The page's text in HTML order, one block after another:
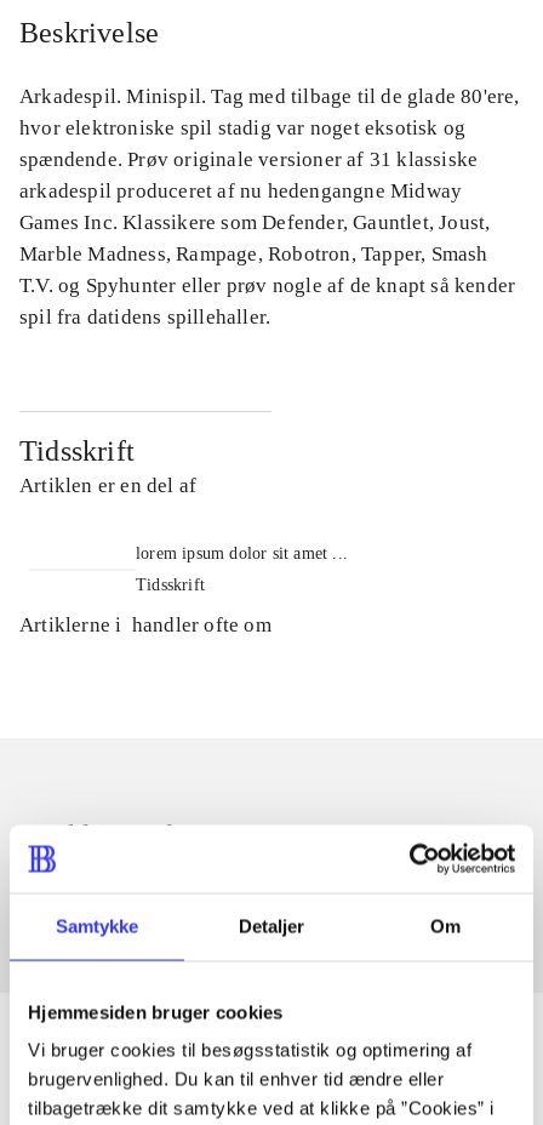
Samtykke Detaljer Om
Hjemmesiden bruger cookies
Vi bruger cookies til besøgsstatistik og optimering af
brugervenlighed. Du kan til enhver tid ændre eller
tilbagetrække dit samtykke ved at klikke på ”Cookies” i
Beskrivelse
Arkadespil. Minispil. Tag med tilbage til de glade 80'ere,
hvor elektroniske spil stadig var noget eksotisk og
spændende. Prøv originale versioner af 31 klassiske
arkadespil produceret af nu hedengangne Midway
Games Inc. Klassikere som Defender, Gauntlet, Joust,
Marble Madness, Rampage, Robotron, Tapper, Smash
T.V. og Spyhunter eller prøv nogle af de knapt så kender
spil fra datidens spillehaller.
Tidsskrift
Artiklen er en del af
lorem ipsum dolor sit amet ...
Tidsskrift
Artiklerne i handler ofte om
Artikler med samme emner
Fra
Artikler